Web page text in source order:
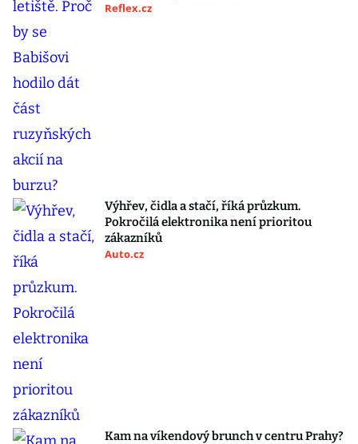
Reflex.cz
Výhřev, čidla a stačí, říká průzkum.
Pokročilá elektronika není prioritou
zákazníků
Auto.cz
Kam na víkendový brunch v centru Prahy?